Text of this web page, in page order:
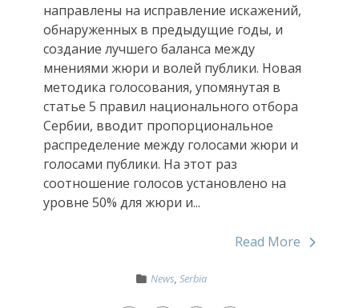
направлены на исправление искажений,
обнаруженных в предыдущие годы, и
создание лучшего баланса между
мнениями жюри и волей публики. Новая
методика голосования, упомянутая в
статье 5 правил национального отбора
Сербии, вводит пропорциональное
распределение между голосами жюри и
голосами публики. На этот раз
соотношение голосов установлено на
уровне 50% для жюри и...
Read More
News, Serbia